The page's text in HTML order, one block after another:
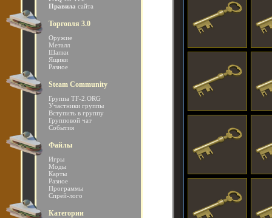
Правила сайта
Торговля 3.0
Оружие
Металл
Шапки
Ящики
Разное
Steam Community
Группа TF-2.ORG
Участники группы
Вступить в группу
Групповой чат
События
Файлы
Игры
Моды
Карты
Разное
Программы
Спрей-лого
Категории